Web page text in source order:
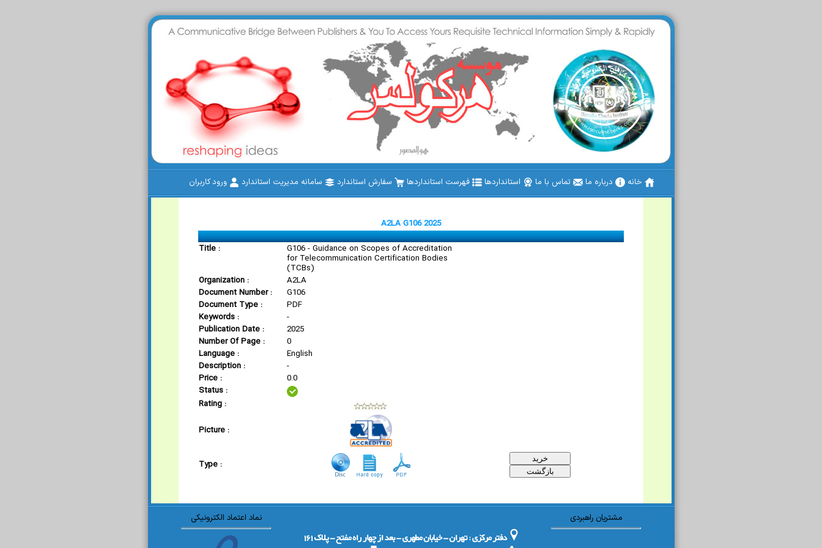
خانه درباره ما تماس با ما استانداردها فهرست استانداردها سفارش استاندارد سامانه مدیریت استاندارد ورود کاربران
A2LA G106 2025
Title :
G106 - Guidance on Scopes of Accreditation
for Telecommunication Certification Bodies
(TCBs)
Organization :
A2LA
Document Number :
G106
Document Type :
PDF
Keywords :
-
Publication Date :
2025
Number Of Page :
0
Language :
English
Description :
-
Price :
0.0
Status :
Rating :
Picture :
Type :
نماد اعتماد الکترونیکی مشتریان راهبردی